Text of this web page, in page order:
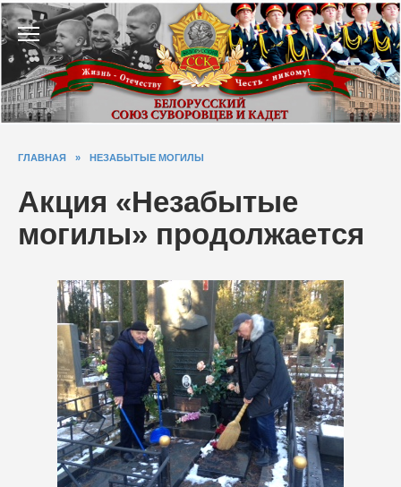
Перейти
к
содержанию
ГЛАВНАЯ » НЕЗАБЫТЫЕ МОГИЛЫ
Акция «Незабытые
могилы» продолжается